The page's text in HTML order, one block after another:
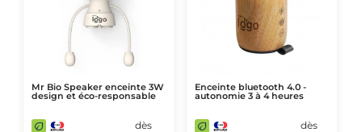
Evénement Entreprise
Mr Bio Speaker enceinte 3W
design et éco-responsable
dès
Enceinte bluetooth 4.0 -
autonomie 3 à 4 heures
dès